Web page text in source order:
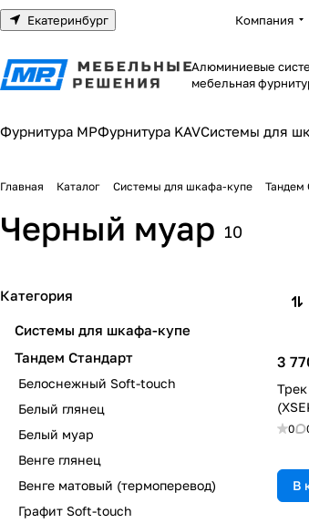
Екатеринбург Компания
Алюминиевые
мебельная
Фурнитура МРФурнитура KAVСистемы для
Главная Каталог Системы для шкафа-купе Тандем
Черный муар 10
3
0
В
Категория
Системы для шкафа-купе
Тандем Стандарт
Белоснежный Soft-touch
Белый глянец
Белый муар
Венге глянец
Венге матовый (термоперевод)
Графит Soft-touch